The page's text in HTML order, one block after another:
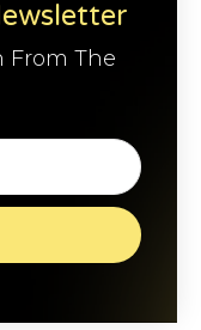
From The